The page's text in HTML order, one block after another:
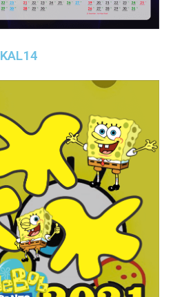
KAL14